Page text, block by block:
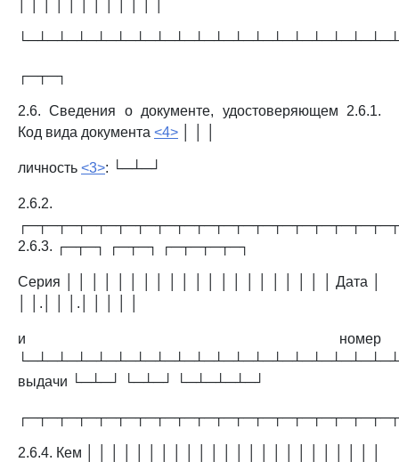
┌─┬─┐
2.6. Сведения о документе, удостоверяющем 2.6.1.
Код вида документа <4>
личность <3>: └─┴─┘
2.6.2.
2.6.3. ┌─┬─┐ ┌─┬─┐ ┌─┬─┬─┬─┐
Серия │ │ │ │ │ │ │ │ │ │ │ │ │ │ │ │ │ │ │ │ │ Дата │
│ │.│ │ │.│ │ │ │ │
и номер
выдачи └─┴─┘ └─┴─┘ └─┴─┴─┴─┘
2.6.4. Кем │ │ │ │ │ │ │ │ │ │ │ │ │ │ │ │ │ │ │ │ │ │ │ │